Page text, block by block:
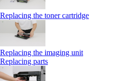
Replacing the toner cartridge
Replacing the imaging unit
Replacing parts